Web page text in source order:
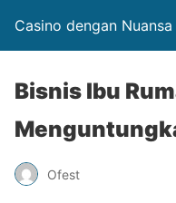
Casino dengan
Bisnis Ibu
Ofest